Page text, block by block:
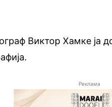
Виктор Хамке ја
Реклама